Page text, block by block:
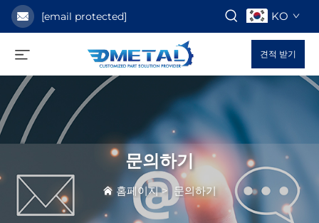
[email protected] KO
견적 받기
문의하기
홈페이지>문의하기